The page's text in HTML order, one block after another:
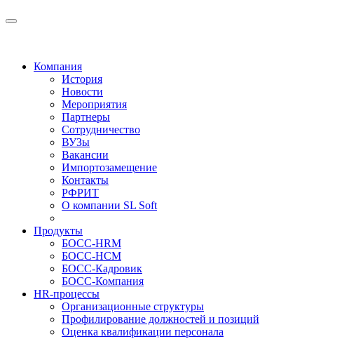
Компания
История
Новости
Мероприятия
Партнеры
Сотрудничество
ВУЗы
Вакансии
Импортозамещение
Контакты
РФРИТ
О компании SL Soft
Продукты
БОСС-HRM
БОСС-HCM
БОСС-Кадровик
БОСС-Компания
HR-процессы
Организационные структуры
Профилирование должностей и позиций
Оценка квалификации персонала